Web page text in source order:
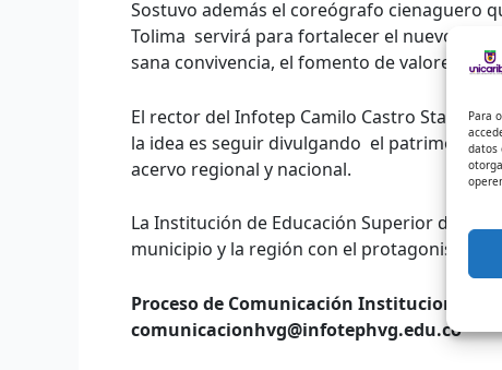
Para
datos
Sostuvo además el coreógrafo cienaguero
Tolima servirá para fortalecer el nuevo
sana convivencia, el fomento de valores y la
El rector del Infotep Camilo Castro Stand,
la idea es seguir divulgando el patrimonio
acervo regional y nacional.
La Institución de Educación Superior de
municipio y la región con el protagonismo
Proceso de Comunicación Institucional
comunicacionhvg@infotephvg.edu.co